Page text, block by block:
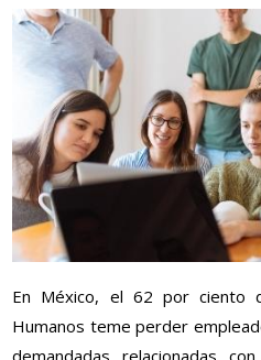
En México, el 62 por ciento
Humanos teme perder